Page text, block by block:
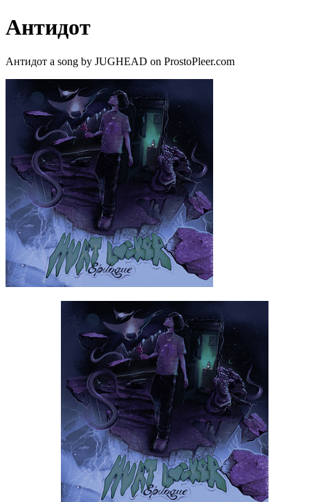
Антидот
Антидот a song by JUGHEAD on ProstoPleer.com